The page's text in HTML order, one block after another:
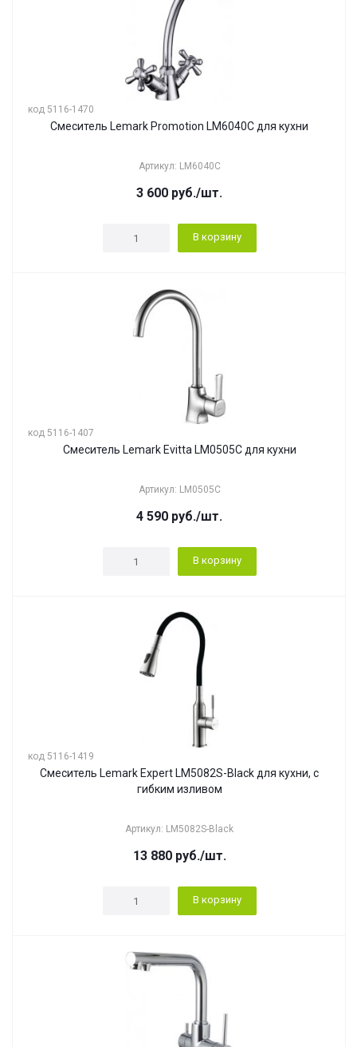
код 5116-1470
Смеситель Lemark Promotion LM6040C для кухни
Артикул: LM6040C
3 600 руб./шт.
В корзину
код 5116-1407
Смеситель Lemark Evitta LM0505C для кухни
Артикул: LM0505C
4 590 руб./шт.
В корзину
код 5116-1419
Смеситель Lemark Expert LM5082S-Black для кухни, с
гибким изливом
Артикул: LM5082S-Black
13 880руб./шт.
В корзину